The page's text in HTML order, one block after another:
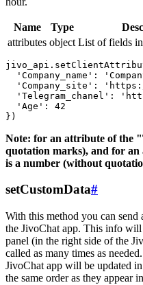
Name Type
attributes object List of fields
'Company_name':
'Company_site':
'Telegram_chanel':
  'Age': 42
Note: for an attribute of the
quotation marks), and for
is a number (without
setCustomData#
With this method you can
the JivoChat app. This info
panel (in the right side of the
called as many times as
JivoChat app will be updated
the same order as they appear